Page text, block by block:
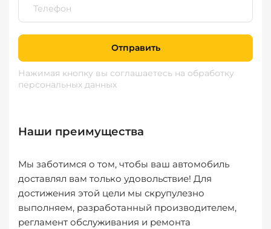
Отправить
Нажимая кнопку вы соглашаетесь на обработку
персональных данных
Наши преимущества
Мы заботимся о том, чтобы ваш автомобиль
доставлял вам только удовольствие! Для
достижения этой цели мы скрупулезно
выполняем, разработанный производителем,
регламент обслуживания и ремонта